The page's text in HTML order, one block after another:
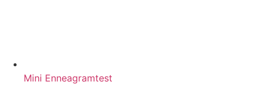
Mini Enneagramtest